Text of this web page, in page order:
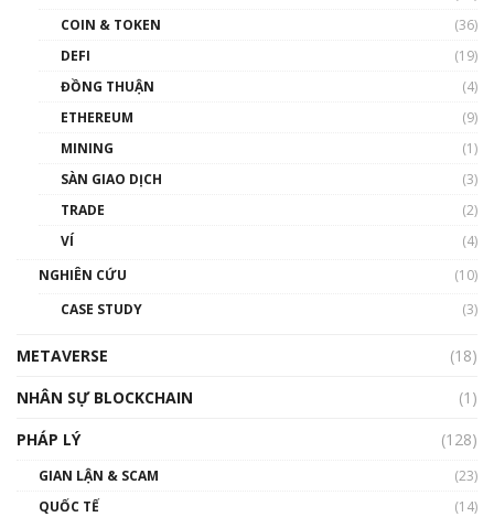
00:39:31
Phổ cập Blockchain
thống & Crypto qua các cuộc chiến | Phổ cập
01:32:59
gió ấm
COIN & TOKEN
(36)
DEFI
(19)
ĐỒNG THUẬN
(4)
ETHEREUM
(9)
MINING
(1)
SÀN GIAO DỊCH
(3)
TRADE
(2)
VÍ
(4)
NGHIÊN CỨU
(10)
CASE STUDY
(3)
METAVERSE
(18)
NHÂN SỰ BLOCKCHAIN
(1)
PHÁP LÝ
(128)
GIAN LẬN & SCAM
(23)
QUỐC TẾ
(14)